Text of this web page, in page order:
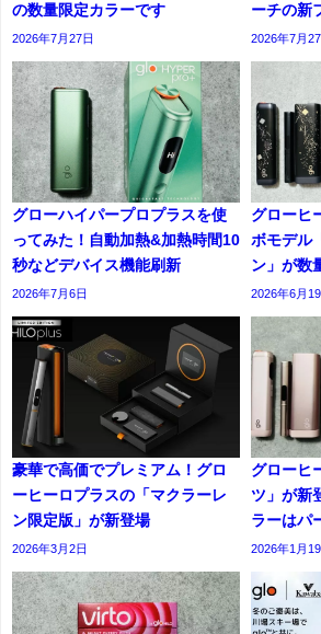
の数量限定カラーです
2026年7月27日
ーチの新
2026年7月
グローハイパープロプラスを使
ってみた！自動加熱&加熱時間10
秒などデバイス機能刷新
2026年7月6日
グローヒ
ボモデル
ン」が数
2026年6月
豪華で高価でプレミアム！グロ
ーヒーロプラスの「マクラーレ
ン限定版」が新登場
2026年3月2日
グローヒ
ツ」が新
ラーはパ
2026年1月